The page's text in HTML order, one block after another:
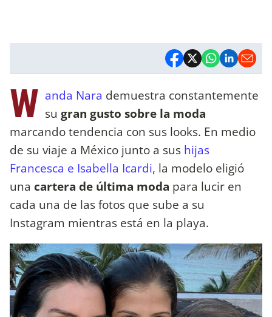
W anda Nara demuestra constantemente
su gran gusto sobre la moda
marcando tendencia con sus looks. En medio
de su viaje a México junto a sus hijas
Francesca e Isabella Icardi, la modelo eligió
una cartera de última moda para lucir en
cada una de las fotos que sube a su
Instagram mientras está en la playa.